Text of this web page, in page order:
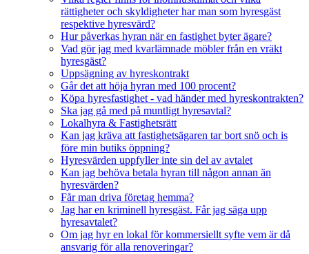
rättigheter och skyldigheter har man som hyresgäst
respektive hyresvärd?
Hur påverkas hyran när en fastighet byter ägare?
Vad gör jag med kvarlämnade möbler från en vräkt
hyresgäst?
Uppsägning av hyreskontrakt
Går det att höja hyran med 100 procent?
Köpa hyresfastighet - vad händer med hyreskontrakten?
Ska jag gå med på muntligt hyresavtal?
Lokalhyra & Fastighetsrätt
Kan jag kräva att fastighetsägaren tar bort snö och is
före min butiks öppning?
Hyresvärden uppfyller inte sin del av avtalet
Kan jag behöva betala hyran till någon annan än
hyresvärden?
Får man driva företag hemma?
Jag har en kriminell hyresgäst. Får jag säga upp
hyresavtalet?
Om jag hyr en lokal för kommersiellt syfte vem är då
ansvarig för alla renoveringar?